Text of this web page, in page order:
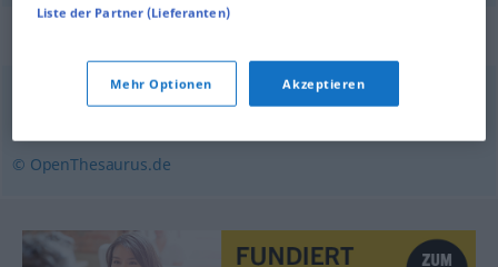
Strophe
© OpenThesaurus.de
Liste der Partner (Lieferanten)
Mehr Optionen Akzeptieren